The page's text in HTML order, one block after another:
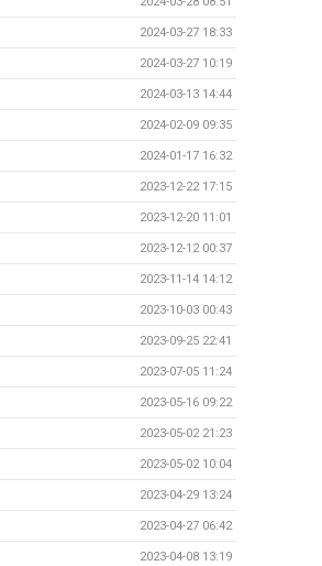
2024-03-27 18:33
2024-03-27 10:19
2024-03-13 14:44
2024-02-09 09:35
2024-01-17 16:32
2023-12-22 17:15
2023-12-20 11:01
2023-12-12 00:37
2023-11-14 14:12
2023-10-03 00:43
2023-09-25 22:41
2023-07-05 11:24
2023-05-16 09:22
2023-05-02 21:23
2023-05-02 10:04
2023-04-29 13:24
2023-04-27 06:42
2023-04-08 13:19